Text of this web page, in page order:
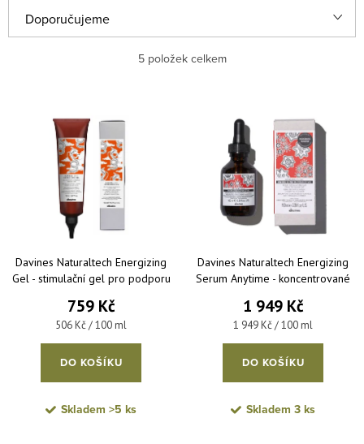
Řazení produktů
Doporučujeme
Nejprodávanější
Abecedně
5položek celkem
Davines Naturaltech Energizing
Gel - stimulační gel pro podporu
759 Kč
Měrná cena:
506 Kč / 100 ml
DO KOŠÍKU
Skladem >5 ks
Davines Naturaltech Energizing
Serum Anytime - koncentrované
vlasů 100 ml
1 949 Kč
Měrná cena:
1 949 Kč / 100 ml
DO KOŠÍKU
Skladem 3 ks